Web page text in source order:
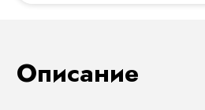
Описание